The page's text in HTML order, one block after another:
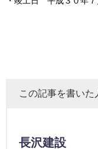
この記事を書いた
長沢建設